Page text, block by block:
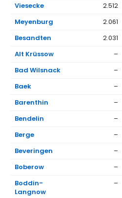
Viesecke
2.512
Meyenburg
2.061
Besandten
2.031
Alt Krüssow
–
Bad Wilsnack
–
Baek
–
Barenthin
–
Bendelin
–
Berge
–
Beveringen
–
Boberow
–
Boddin-
Langnow
–